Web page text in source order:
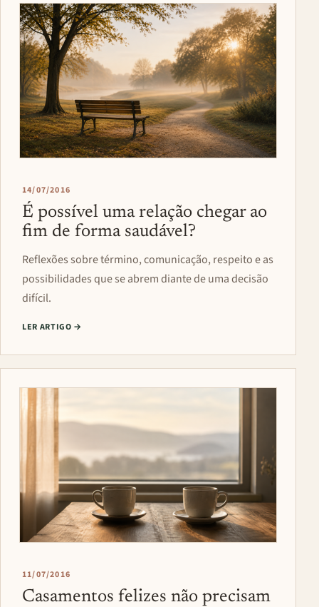
14/07/2016
É possível uma relação chegar ao
fim de forma saudável?
Reflexões sobre término, comunicação, respeito e as
possibilidades que se abrem diante de uma decisão
difícil.
LER ARTIGO →
11/07/2016
Casamentos felizes não precisam